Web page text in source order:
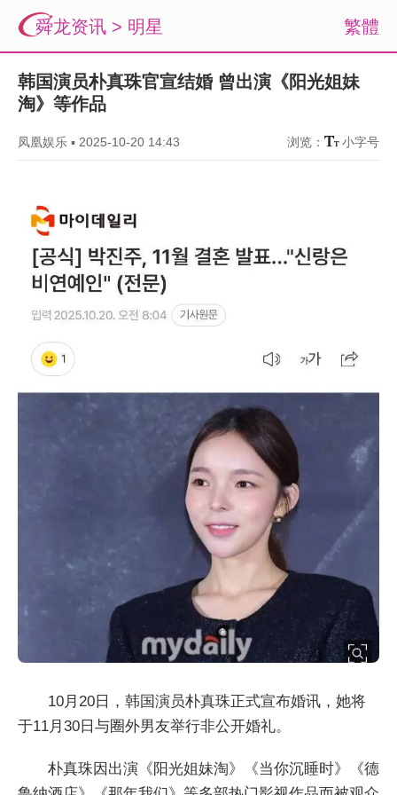
繁體
舜龙资讯 > 明星
韩国演员朴真珠官宣结婚 曾出演《阳光姐妹
淘》等作品
凤凰娱乐 ▪ 2025-10-20 14:43 浏览： 小字号
10月20日，韩国演员朴真珠正式宣布婚讯，她将
于11月30日与圈外男友举行非公开婚礼。
朴真珠因出演《阳光姐妹淘》《当你沉睡时》《德